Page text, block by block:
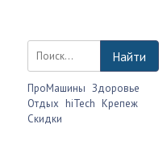
Найти
ПроМашины Здоровье
Отдых hiTech Крепеж
Скидки